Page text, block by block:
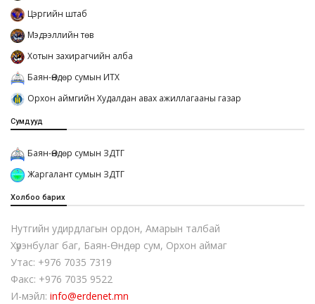
Цэргийн штаб
Мэдээллийн төв
Хотын захирагчийн алба
Баян-Өндөр сумын ИТХ
Орхон аймгийн Худалдан авах ажиллагааны газар
Сумдууд
Баян-Өндөр сумын ЗДТГ
Жаргалант сумын ЗДТГ
Холбоо барих
Нутгийн удирдлагын ордон, Амарын талбай
Хүрэнбулаг баг, Баян-Өндөр сум, Орхон аймаг
Утас: +976 7035 7319
Факс: +976 7035 9522
И-мэйл: info@erdenet.mn